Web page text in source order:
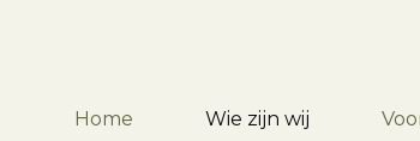
Home Wie zijn wij